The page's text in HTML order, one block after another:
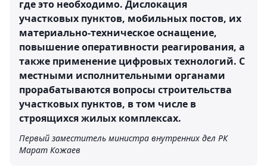
где это необходимо. Дислокация
участковых пунктов, мобильных постов, их
материально-техническое оснащение,
повышение оперативности реагирования, а
также применение цифровых технологий. С
местными исполнительными органами
прорабатываются вопросы строительства
участковых пунктов, в том числе в
строящихся жилых комплексах.
Первый заместитель министра внутренних дел РК
Марат Кожаев